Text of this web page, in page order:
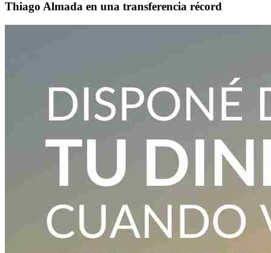
Thiago Almada en una transferencia récord